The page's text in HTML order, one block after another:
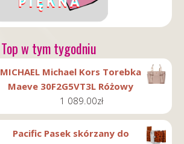
Top w tym tygodniu
MICHAEL Michael Kors Torebka
Maeve 30F2G5VT3L Różowy
1 089.00zł
Pacific Pasek skórzany do